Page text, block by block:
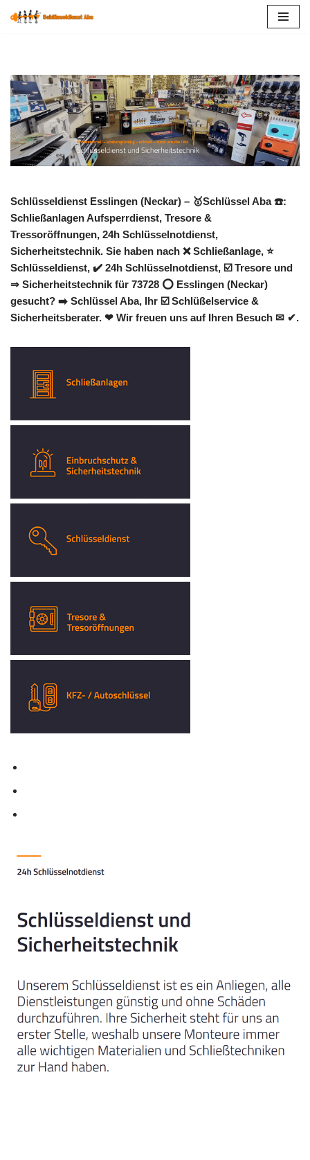
Schlüsseldienst Esslingen (Neckar) – 🥇Schlüssel Aba ☎️:
Schließanlagen Aufsperrdienst, Tresore &
Tressoröffnungen, 24h Schlüsselnotdienst,
Sicherheitstechnik. Sie haben nach ❌ Schließanlage, ⭐
Schlüsseldienst, ✔️ 24h Schlüsselnotdienst, ☑️ Tresore und
⇒ Sicherheitstechnik für 73728 ⭕ Esslingen (Neckar)
gesucht? ➡️ Schlüssel Aba, Ihr ☑️ Schlüßelservice &
Sicherheitsberater. ❤ Wir freuen uns auf Ihren Besuch ✉ ✔.